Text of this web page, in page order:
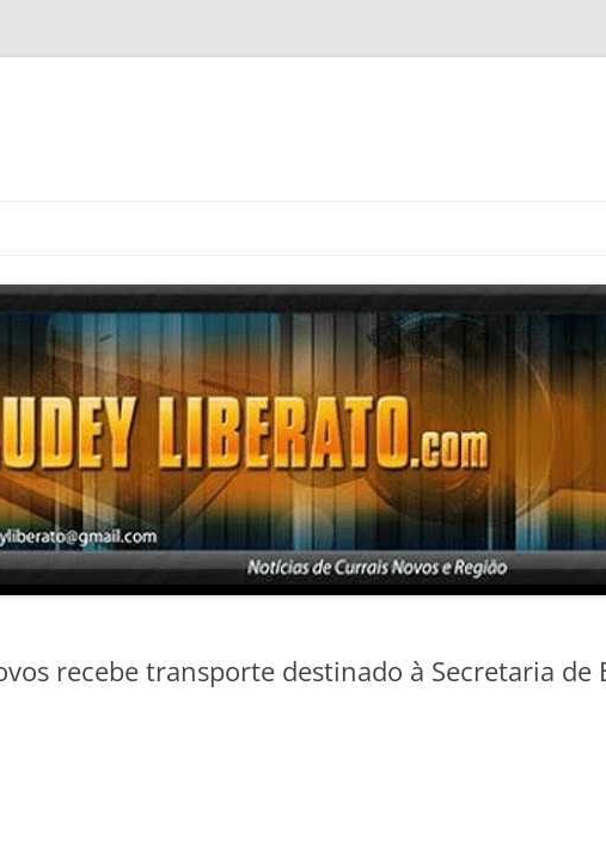
recebe transporte destinado à Secretaria de